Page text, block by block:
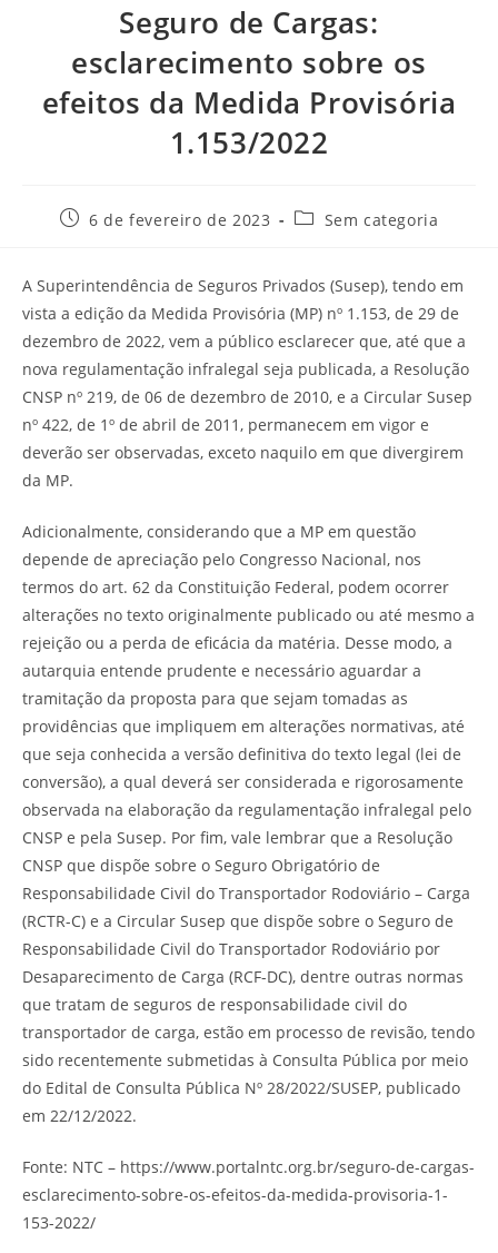
Seguro de Cargas:
esclarecimento sobre os
efeitos da Medida Provisória
1.153/2022
6 de fevereiro de 2023 Sem categoria
A Superintendência de Seguros Privados (Susep), tendo em
vista a edição da Medida Provisória (MP) nº 1.153, de 29 de
dezembro de 2022, vem a público esclarecer que, até que a
nova regulamentação infralegal seja publicada, a Resolução
CNSP nº 219, de 06 de dezembro de 2010, e a Circular Susep
nº 422, de 1º de abril de 2011, permanecem em vigor e
deverão ser observadas, exceto naquilo em que divergirem
da MP.
Adicionalmente, considerando que a MP em questão
depende de apreciação pelo Congresso Nacional, nos
termos do art. 62 da Constituição Federal, podem ocorrer
alterações no texto originalmente publicado ou até mesmo a
rejeição ou a perda de eficácia da matéria. Desse modo, a
autarquia entende prudente e necessário aguardar a
tramitação da proposta para que sejam tomadas as
providências que impliquem em alterações normativas, até
que seja conhecida a versão definitiva do texto legal (lei de
conversão), a qual deverá ser considerada e rigorosamente
observada na elaboração da regulamentação infralegal pelo
CNSP e pela Susep. Por fim, vale lembrar que a Resolução
CNSP que dispõe sobre o Seguro Obrigatório de
Responsabilidade Civil do Transportador Rodoviário – Carga
(RCTR-C) e a Circular Susep que dispõe sobre o Seguro de
Responsabilidade Civil do Transportador Rodoviário por
Desaparecimento de Carga (RCF-DC), dentre outras normas
que tratam de seguros de responsabilidade civil do
transportador de carga, estão em processo de revisão, tendo
sido recentemente submetidas à Consulta Pública por meio
do Edital de Consulta Pública Nº 28/2022/SUSEP, publicado
em 22/12/2022.
Fonte: NTC – https://www.portalntc.org.br/seguro-de-cargas-
esclarecimento-sobre-os-efeitos-da-medida-provisoria-1-
153-2022/